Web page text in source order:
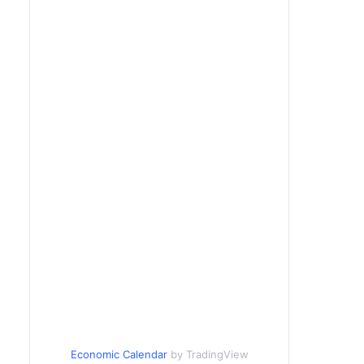
Economic Calendar by TradingView